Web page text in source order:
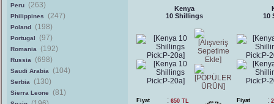
Peru (263)
Philippines (247)
Poland (198)
Portugal (97)
Romania (192)
Russia (698)
Saudi Arabia (104)
Serbia (130)
Sierra Leone (81)
Kenya
10 Shillings
Fiyat : 650 TL
10
Fiyat :